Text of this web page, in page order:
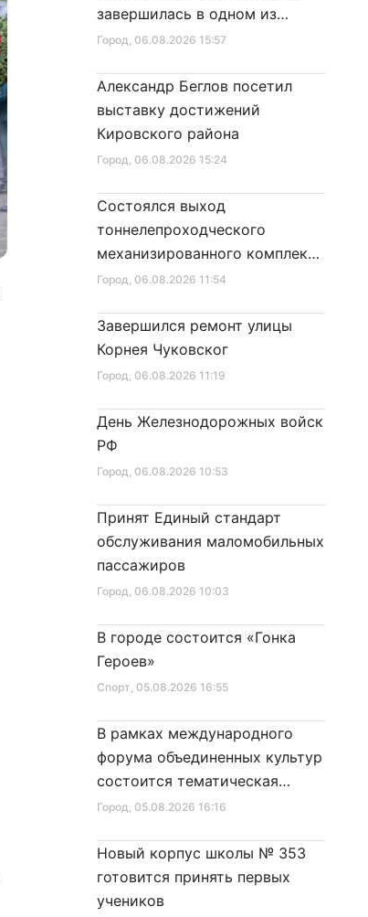
Город, 06.08.2026 15:57
завершилась в одном из
районов города
Город, 06.08.2026 15:24
Александр Беглов посетил
выставку достижений
Кировского района
Город, 06.08.2026 11:54
Состоялся выход
тоннелепроходческого
механизированного комплекса
«Надежда» на поверхность
Город, 06.08.2026 11:19
Завершился ремонт улицы
Корнея Чуковског
Город, 06.08.2026 10:53
День Железнодорожных войск
РФ
Город, 06.08.2026 10:03
Принят Единый стандарт
обслуживания маломобильных
пассажиров
Спорт, 05.08.2026 16:55
В городе состоится «Гонка
Героев»
Город, 05.08.2026 16:16
В рамках международного
форума объединенных культур
состоится тематическая
секция
Новый корпус школы № 353
готовится принять первых
учеников